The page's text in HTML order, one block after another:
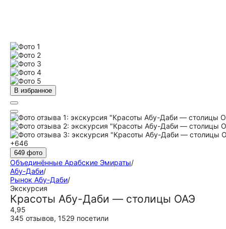
В избранное
+646
649 фото
Объединённые Арабские Эмираты/
Абу-Даби/
Рынок Абу-Даби/
Экскурсия
Красоты Абу-Даби — столицы ОАЭ
4,95
345 отзывов, 1529 посетили